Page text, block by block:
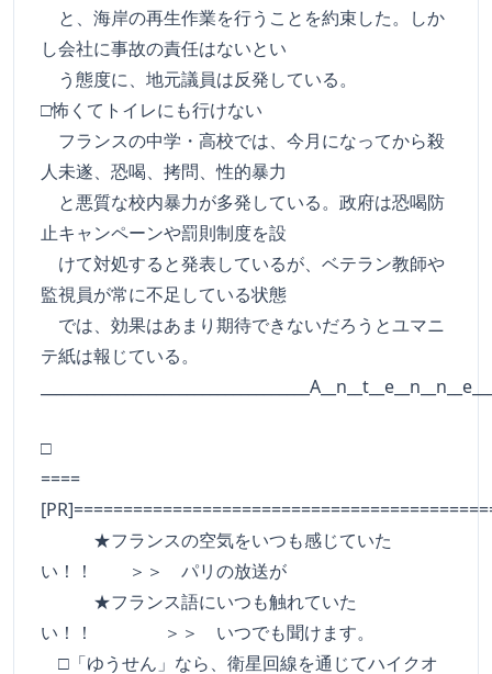
と、海岸の再生作業を行うことを約束した。しか
し会社に事故の責任はないとい
う態度に、地元議員は反発している。
□怖くてトイレにも行けない
フランスの中学・高校では、今月になってから殺
人未遂、恐喝、拷問、性的暴力
と悪質な校内暴力が多発している。政府は恐喝防
止キャンペーンや罰則制度を設
けて対処すると発表しているが、ベテラン教師や
監視員が常に不足している状態
では、効果はあまり期待できないだろうとユマニ
テ紙は報じている。
□
====
★フランスの空気をいつも感じていた
い！！ ＞＞ パリの放送が
★フランス語にいつも触れていた
い！！ ＞＞ いつでも聞けます。
□「ゆうせん」なら、衛星回線を通じてハイクオ